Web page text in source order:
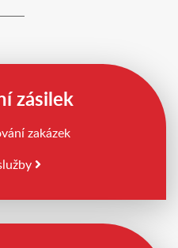
zásilek
zakázek